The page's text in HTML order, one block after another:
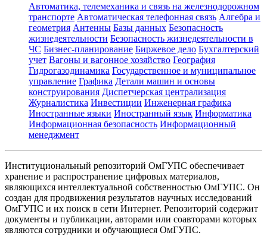
Автоматика, телемеханика и связь на железнодорожном
транспорте Автоматическая телефонная связь Алгебра и
геометрия Антенны Базы данных Безопасность
жизнедеятельности Безопасность жизнедеятельности в
ЧС Бизнес-планирование Биржевое дело Бухгалтерский
учет Вагоны и вагонное хозяйство География
Гидрогазодинамика Государственное и муниципальное
управление Графика Детали машин и основы
конструирования Диспетчерская централизация
Журналистика Инвестиции Инженерная графика
Иностранные языки Иностранный язык Информатика
Информационная безопасность Информационный
менеджмент
Институциональный репозиторий ОмГУПС обеспечивает
хранение и распространение цифровых материалов,
являющихся интеллектуальной собственностью ОмГУПС. Он
создан для продвижения результатов научных исследований
ОмГУПС и их поиск в сети Интернет. Репозиторий содержит
документы и публикации, авторами или соавторами которых
являются сотрудники и обучающиеся ОмГУПС.